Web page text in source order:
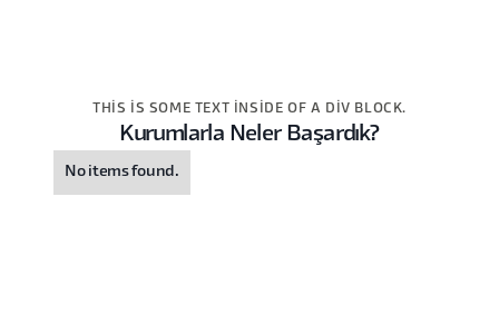
THIS IS SOME TEXT INSIDE OF A DIV BLOCK.
Kurumlarla Neler Başardık?
No items found.